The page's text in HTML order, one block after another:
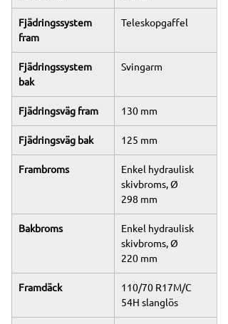
Fjädringssystem
fram
Teleskopgaffel
Fjädringssystem
bak
Svingarm
Fjädringsväg fram 130 mm
Fjädringsväg bak 125 mm
Frambroms
Enkel hydraulisk
skivbroms, Ø
298 mm
Bakbroms
Enkel hydraulisk
skivbroms, Ø
220 mm
Framdäck
110/70 R17M/C
54H slanglös